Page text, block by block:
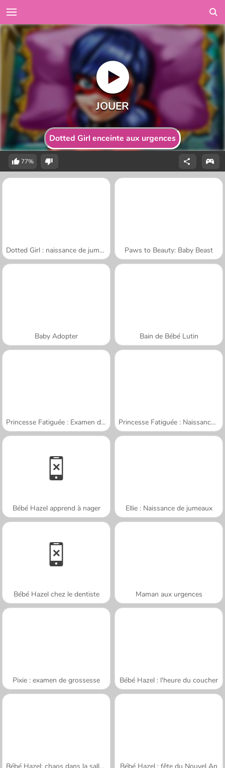
Dotted Girl enceinte aux urgences
77%
Dotted Girl : naissance de jumeaux Paws to Beauty: Baby Beast
Baby Adopter Bain de Bébé Lutin
Princesse Fatiguée : Examen de Grossesse Princesse Fatiguée : Naissance des Jumeaux
Bébé Hazel apprend à nager Ellie : Naissance de jumeaux
Bébé Hazel chez le dentiste Maman aux urgences
Pixie : examen de grossesse Bébé Hazel : l'heure du coucher